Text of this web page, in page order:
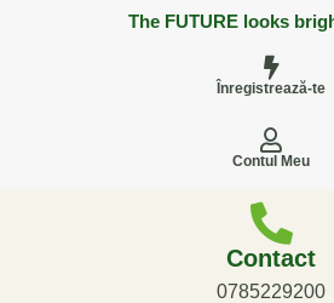
The FUTURE looks
Înregistrează-te
Contul Meu
Contact
0785229200